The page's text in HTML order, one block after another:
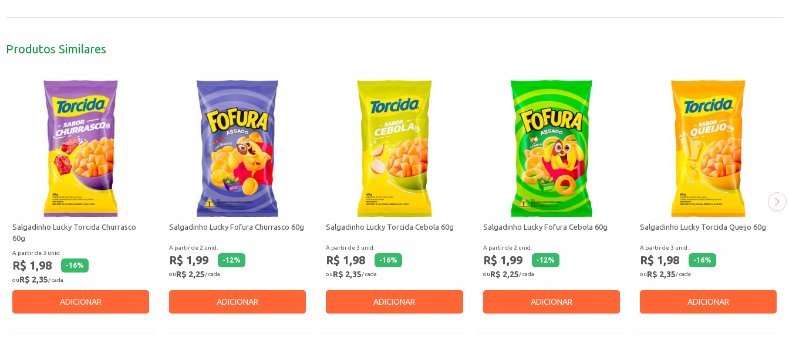
Produtos Similares
Salgadinho Lucky Torcida Churrasco
60g
A partir de 3 unid.
R$ 1,98 -16%
ouR$ 2,35/ cada
ADICIONAR
Salgadinho Lucky Fofura Churrasco 60g
A partir de 2 unid.
R$ 1,99 -12%
ouR$ 2,25/ cada
ADICIONAR
Salgadinho Lucky Torcida Cebola 60g
A partir de 3 unid.
R$ 1,98 -16%
ouR$ 2,35/ cada
ADICIONAR
Salgadinho Lucky Fofura Cebola 60g
A partir de 2 unid.
R$ 1,99 -12%
ouR$ 2,25/ cada
ADICIONAR
Salgadinho Lucky Torcida Queijo 60g
A partir de 3 unid.
R$ 1,98 -16%
ouR$ 2,35/ cada
ADICIONAR